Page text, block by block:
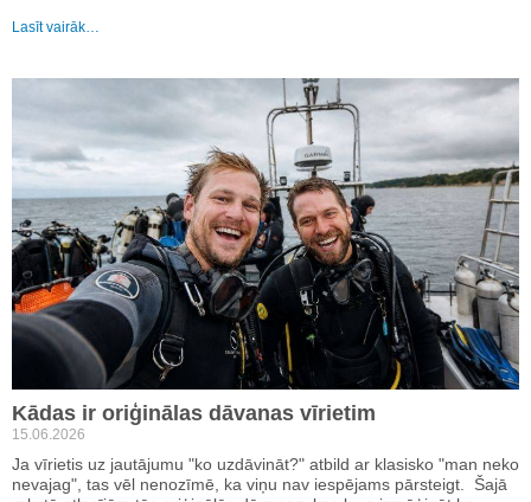
Lasīt vairāk…
Kādas ir oriģinālas dāvanas vīrietim
15.06.2026
Ja vīrietis uz jautājumu "ko uzdāvināt?" atbild ar klasisko "man neko
nevajag", tas vēl nenozīmē, ka viņu nav iespējams pārsteigt. Šajā